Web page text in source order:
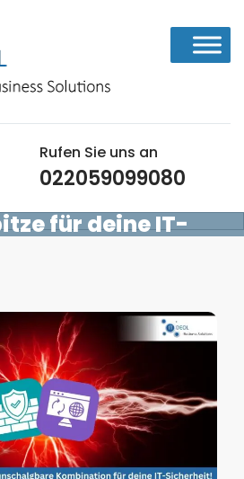
Rufen Sie uns an
022059099080
Management –
für deine IT-